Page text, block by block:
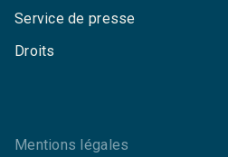
Service de presse
Droits
Mentions légales